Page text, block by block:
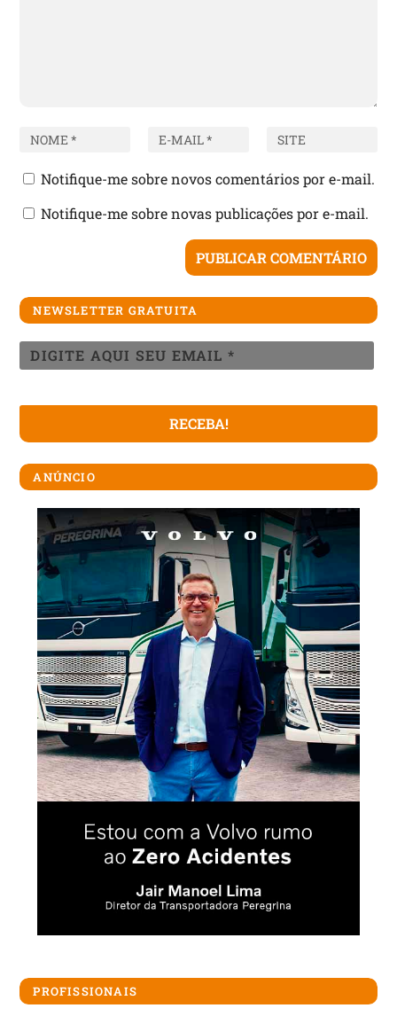
Notifique-me sobre novos comentários por e-mail.
Notifique-me sobre novas publicações por e-mail.
NEWSLETTER GRATUITA
ANÚNCIO
PROFISSIONAIS